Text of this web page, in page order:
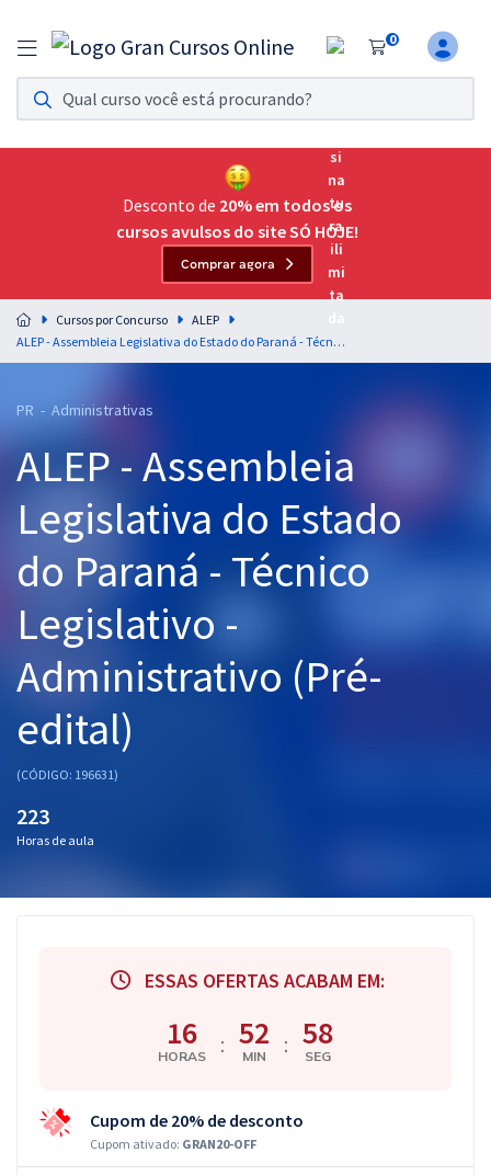
0
Assinatura Ilimitada 11
Acesso a todos os cursos. Teste grátis por 7 dias!
Assinatura OAB Até Passar
Acesso ilimitado a toda preparação para o Exame da
Residências Multiprofissionais
Preparação completa e intensiva para as principais
residências em saúde do Brasil
Cursos 20% OFF
Pós
Graduação
OAB
Mentorias
Questões grátis
Aprovados
Desconto de 20% em todos os
cursos avulsos do site SÓ HOJE!
Comprar agora
Cursos por Concurso
ALEP
ALEP - Assembleia Legislativa do Estado do Paraná - Técnico Legislativo - Administrativo (Pré-edital)
PR - Administrativas
ALEP - Assembleia
Legislativa do Estado
do Paraná - Técnico
Legislativo -
Administrativo (Pré-
edital)
(CÓDIGO: 196631)
223
Horas de aula
ESSAS OFERTAS ACABAM EM:
16
HORAS : 52
MIN : 57
SEG
Cupom de 20% de desconto
Cupom ativado: GRAN20-OFF